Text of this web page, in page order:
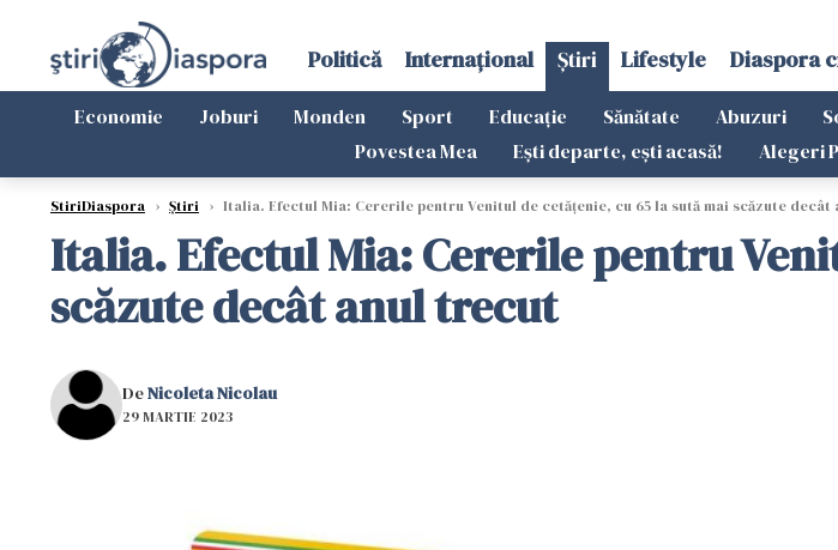
Politică Internațional Știri Lifestyle Diaspora
Economie Joburi Monden Sport Educație Sănătate Abuzuri
Povestea Mea
Ești departe, ești acasă! Alegeri
StiriDiaspora › Știri › Italia. Efectul Mia: Cererile pentru Venitul de cetățenie, cu 65 la sută mai scăzute decât
Italia. Efectul Mia: Cererile pentru
scăzute decât anul trecut
DeNicoleta Nicolau
29 MARTIE 2023